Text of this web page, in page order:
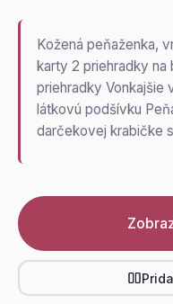
Kožená peňaženka,
karty 2 priehradky
priehradky Vonkajšie
látkovú podšívku
darčekovej krabičke